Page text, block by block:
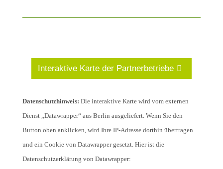
Interaktive Karte der Partnerbetriebe
Datenschutzhinweis: Die interaktive Karte wird vom externen
Dienst „Datawrapper“ aus Berlin ausgeliefert. Wenn Sie den
Button oben anklicken, wird Ihre IP-Adresse dorthin übertragen
und ein Cookie von Datawrapper gesetzt. Hier ist die
Datenschutzerklärung von Datawrapper: